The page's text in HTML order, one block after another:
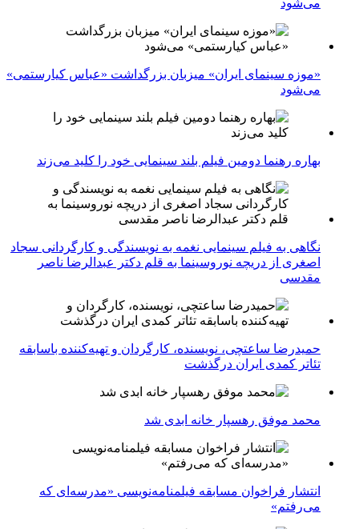
«موزه سینمای ایران» میزبان بزرگداشت «عباس کیارستمی»
می‌شود
بهاره رهنما دومین فیلم بلند سینمایی خود را کلید می‌زند
نگاهی به فیلم سینمایی نغمه به نویسندگی و کارگردانی سجاد
اصغری از دریچه نوروسینما به قلم دکتر عبدالرضا ناصر
مقدسی
حمیدرضا ساعتچی، نویسنده، کارگردان و تهیه‌کننده باسابقه
تئاتر کمدی ایران درگذشت
محمد موفق رهسپار خانه ابدی شد
انتشار فراخوان مسابقه فیلمنامه‌نویسی «مدرسه‌ای که
می‌رفتم»